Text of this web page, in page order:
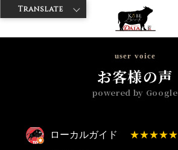
神戸牛ダイヤ > 神戸牛ダイア 雷門東店
user voice
お客様の声
powered by Google
ローカルガイド
Translate